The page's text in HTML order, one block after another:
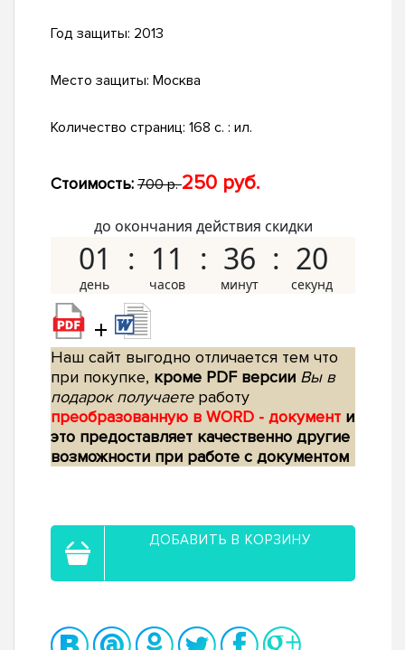
Год защиты: 2013
Место защиты: Москва
Количество страниц: 168 с. : ил.
Стоимость: 700 р.250 руб.
до окончания действия скидки
01 11 36 19
+
Наш сайт выгодно отличается тем что
при покупке, кроме PDF версии Вы в
подарок получаетеработу
преобразованную в WORD - документ и
это предоставляет качественно другие
возможности при работе с документом
ДОБАВИТЬ В КОРЗИНУ